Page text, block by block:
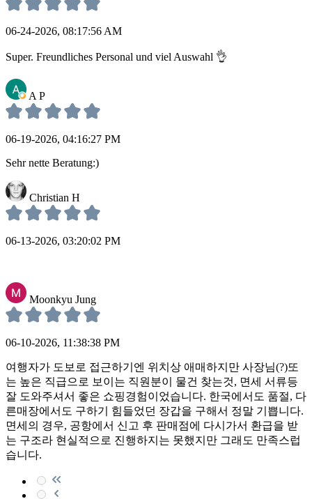
06-24-2026, 08:17:56 AM
Super. Freundliches Personal und viel Auswahl 👌
A P
06-19-2026, 04:16:27 PM
Sehr nette Beratung:)
Christian H
06-13-2026, 03:20:02 PM
Moonkyu Jung
06-10-2026, 11:38:38 PM
여행자가 도보로 접근하기엔 위치상 애매하지만 사장님(?)또
는 높은 직급으로 보이는 직원분이 물건 찾는것, 면세 서류등
잘 도와주셔서 좋은 쇼핑경험이었습니다. 한국에서도 품절, 다
른매장에서도 구하기 힘들었던 장갑을 구해서 정말 기쁩니다.
면세의 경우, 공항에서 신고 후 판매점에 다시가서 환급을 받
는 구조라 현실적으로 진행하지는 못했지만 그래도 만족스럽
습니다.